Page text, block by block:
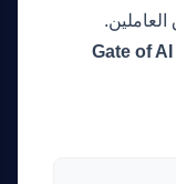
Gate of AI